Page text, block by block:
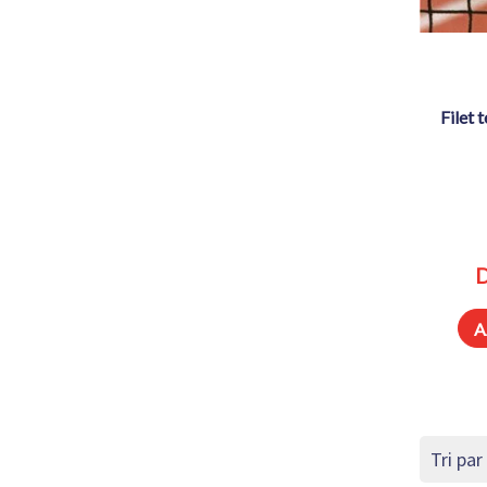
filet tennis – fil ø 3 mm – modèle